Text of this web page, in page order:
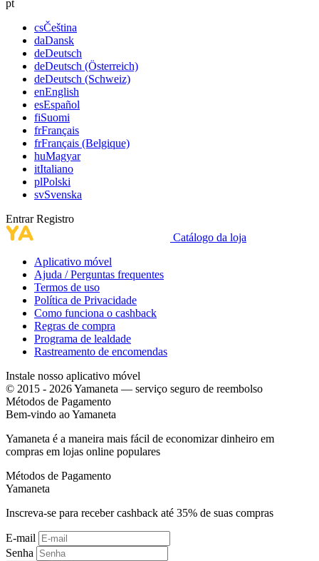
pt
csČeština
daDansk
deDeutsch
deDeutsch (Österreich)
deDeutsch (Schweiz)
enEnglish
esEspañol
fiSuomi
frFrançais
frFrançais (Belgique)
huMagyar
itItaliano
plPolski
svSvenska
Entrar Registro
Catálogo da loja
Aplicativo móvel
Ajuda / Perguntas frequentes
Termos de uso
Política de Privacidade
Como funciona o cashback
Regras de compra
Programa de lealdade
Rastreamento de encomendas
Instale nosso aplicativo móvel
© 2015 - 2026 Yamaneta — serviço seguro de reembolso
Métodos de Pagamento
Bem-vindo aoYamaneta
Yamaneta é a maneira mais fácil de economizar dinheiro em
compras em lojas online populares
Métodos de Pagamento
Yamaneta
Inscreva-se para receber cashback até 35% de suas compras
E-mail
Senha